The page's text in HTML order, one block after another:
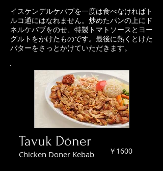
イスケンデルケバブを一度は食べなければト
ルコ通にはなれません。炒めたパンの上にド
ネルケバブをのせ、特製トマトソースとヨー
グルトをかけたものです。最後に熱くとけた
バターをさっとかけていただきます。
Tavuk Döner
Chicken Doner Kebab ￥1600